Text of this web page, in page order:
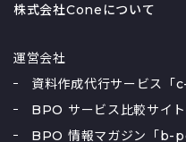
株式会社Coneについて
運営会社
資料作成代行サービス「
BPO サービス比較サイ
BPO 情報マガジン「b-